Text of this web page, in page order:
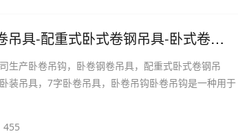
卧卷吊钩-卧卷钢卷吊具-配重式卧式卷钢吊具-卧式卷钢吊具-卷钢卧装吊具
生产卧卷吊钩，卧卷钢卷吊具，配重式卧式卷钢吊
装吊具，7字卧卷吊具，卧卷吊钩卧卷吊钩是一种用于
455